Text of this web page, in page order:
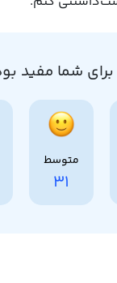
شما مفید
متوسط
31